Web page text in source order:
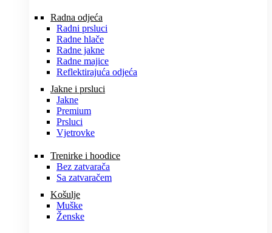
Radna odjeća
Radni prsluci
Radne hlače
Radne jakne
Radne majice
Reflektirajuća odjeća
Jakne i prsluci
Jakne
Premium
Prsluci
Vjetrovke
Trenirke i hoodice
Bez zatvarača
Sa zatvaračem
Košulje
Muške
Ženske